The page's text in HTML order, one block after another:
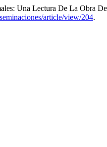
Una Lectura De La Obra
article/view/204.